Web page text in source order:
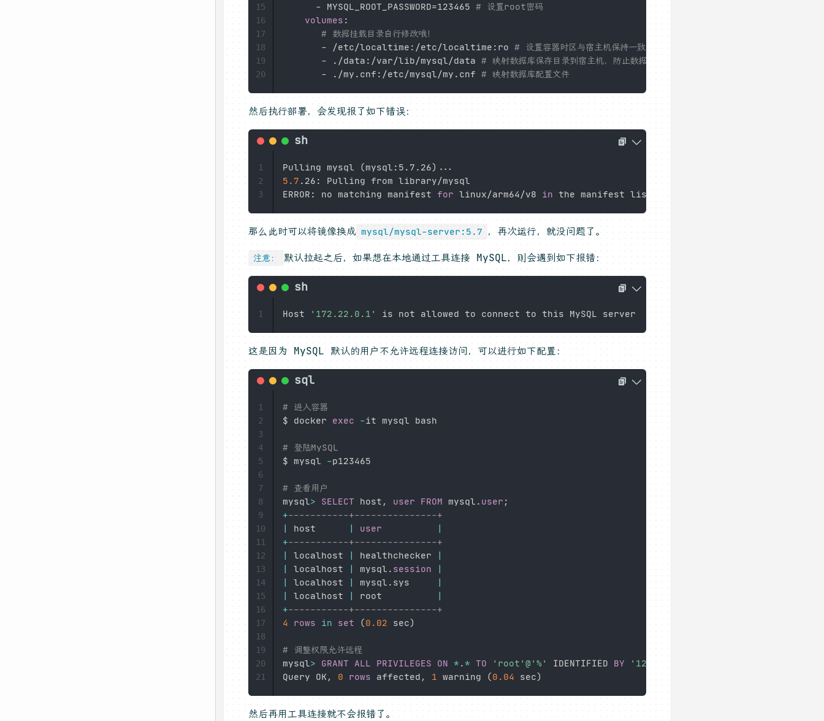
- MYSQL_ROOT_PASSWORD=123465 # 设置root密码
volumes :
# 数据挂载目录自行修改哦！
- /etc/localtime : /etc/localtime : ro # 设置容器时区与宿主机保持一致
- ./data : /var/lib/mysql/data # 映射数据库保存目录到宿主机，防止数据丢失
- ./my.cnf : /etc/mysql/my.cnf # 映射数据库配置文件
15
16
17
18
19
20
然后执行部署，会发现报了如下错误：
Pulling mysql (mysql:5.7.26) ..
5.7 .26: Pulling from library/mysql
ERROR: no matching manifest for linux/arm64/v8 in
1
2
3
那么此时可以将镜像换成 mysql/mysql-server:5.7 ，再次运行，就没问题了。
注意： 默认拉起之后，如果想在本地通过工具连接 MySQL，则会遇到如下报错：
Host '172.22.0.1'
1
这是因为 MySQL 默认的用户不允许远程连接访问，可以进行如下配置：
# 进入容器
$ docker exec -it mysql bash
# 登陆MySQL
$ mysql -p123465
# 查看用户
mysql> SELECT host , user FROM mysql . user ;
+-----------+---------------+
|
host | user
|
+-----------+---------------+
|
localhost | healthchecker
|
|
localhost | mysql . session
|
|
localhost | mysql . sys
|
|
localhost | root
|
+-----------+---------------+
4
rows in set (0.02 sec)
# 调整权限允许远程
mysql> GRANT ALL PRIVILEGES ON * .* TO 'root' @'%' IDENTIFIED BY '123465'
Query OK , 0 rows affected , 1 warning (0.04 sec)
1
2
3
4
5
6
7
8
9
10
11
12
13
14
15
16
17
18
19
20
21
然后再用工具连接就不会报错了。